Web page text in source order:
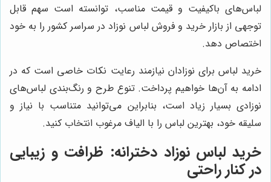
لباس‌های باکیفیت و قیمت مناسب، توانسته است سهم قابل
توجهی از بازار خرید و فروش لباس نوزاد در سراسر کشور را به خود
اختصاص دهد.
خرید لباس برای نوزادان نیازمند رعایت نکات خاصی است که در
ادامه به آن‌ها خواهیم پرداخت. تنوع طرح و رنگ‌بندی لباس‌های
نوزادی بسیار زیاد است، بنابراین می‌توانید متناسب با نیاز و
سلیقه خود، بهترین لباس را با الیاف مرغوب انتخاب کنید.
خرید لباس نوزاد دخترانه: ظرافت و زیبایی
در کنار راحتی